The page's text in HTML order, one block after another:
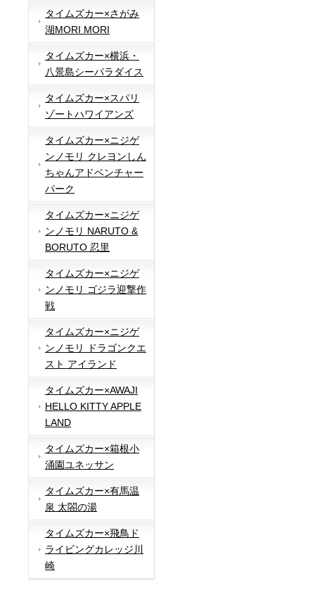
タイムズカー×さがみ
湖MORI MORI
タイムズカー×横浜・
八景島シーパラダイス
タイムズカー×スパリ
ゾートハワイアンズ
タイムズカー×ニジゲ
ンノモリ クレヨンしん
ちゃんアドベンチャー
パーク
タイムズカー×ニジゲ
ンノモリ NARUTO &
BORUTO 忍里
タイムズカー×ニジゲ
ンノモリ ゴジラ迎撃作
戦
タイムズカー×ニジゲ
ンノモリ ドラゴンクエ
スト アイランド
タイムズカー×AWAJI
HELLO KITTY APPLE
LAND
タイムズカー×箱根小
涌園ユネッサン
タイムズカー×有馬温
泉 太閤の湯
タイムズカー×飛鳥ド
ライビングカレッジ川
崎